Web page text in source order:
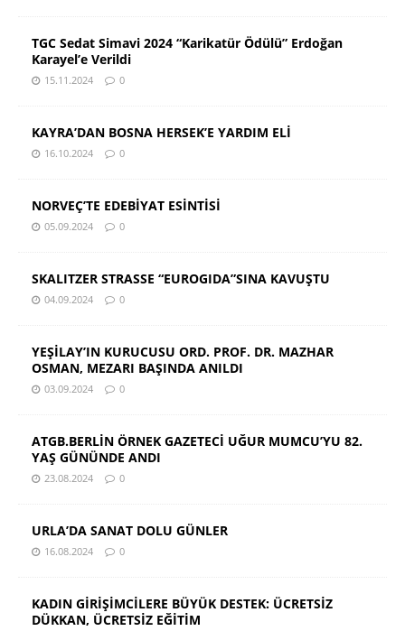
TGC Sedat Simavi 2024 “Karikatür Ödülü” Erdoğan
Karayel’e Verildi
15.11.2024 0
KAYRA’DAN BOSNA HERSEK’E YARDIM ELİ
16.10.2024 0
NORVEÇ’TE EDEBİYAT ESİNTİSİ
05.09.2024 0
SKALITZER STRASSE “EUROGIDA”SINA KAVUŞTU
04.09.2024 0
YEŞİLAY’IN KURUCUSU ORD. PROF. DR. MAZHAR
OSMAN, MEZARI BAŞINDA ANILDI
03.09.2024 0
ATGB.BERLİN ÖRNEK GAZETECİ UĞUR MUMCU’YU 82.
YAŞ GÜNÜNDE ANDI
23.08.2024 0
URLA’DA SANAT DOLU GÜNLER
16.08.2024 0
KADIN GİRİŞİMCİLERE BÜYÜK DESTEK: ÜCRETSİZ
DÜKKAN, ÜCRETSİZ EĞİTİM